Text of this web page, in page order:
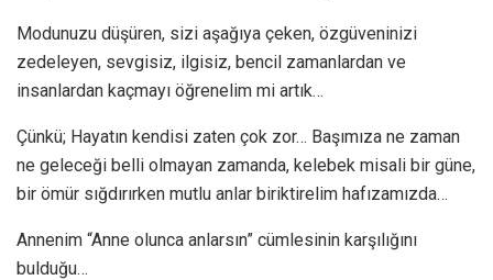
Modunuzu düşüren, sizi aşağıya çeken, özgüveninizi
zedeleyen, sevgisiz, ilgisiz, bencil zamanlardan ve
insanlardan kaçmayı öğrenelim mi artık…
Çünkü; Hayatın kendisi zaten çok zor… Başımıza ne zaman
ne geleceği belli olmayan zamanda, kelebek misali bir güne,
bir ömür sığdırırken mutlu anlar biriktirelim hafızamızda…
Annenim “Anne olunca anlarsın” cümlesinin karşılığını
bulduğu…